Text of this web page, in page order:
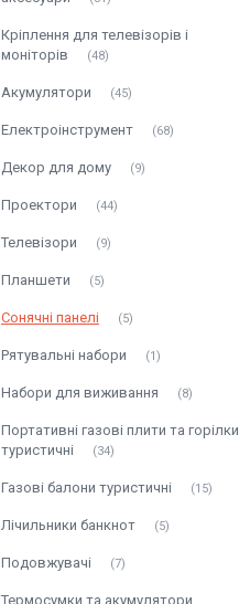
Кріплення для телевізорів і
моніторів
48
Акумулятори 45
Електроінструмент 68
Декор для дому 9
Проектори 44
Телевізори 9
Планшети 5
Сонячні панелі 5
Рятувальні набори 1
Набори для виживання 8
Портативні газові плити та горілки
туристичні
34
Газові балони туристичні 15
Лічильники банкнот 5
Подовжувачі 7
Термосумки та акумулятори